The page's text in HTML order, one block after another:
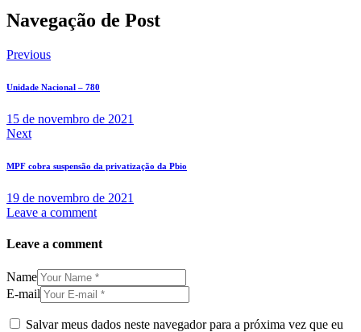
Navegação de Post
Previous
Unidade Nacional – 780
15 de novembro de 2021
Next
MPF cobra suspensão da privatização da Pbio
19 de novembro de 2021
Leave a comment
Leave a comment
Name
E-mail
Salvar meus dados neste navegador para a próxima vez que eu